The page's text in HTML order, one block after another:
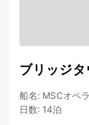
ブリッジ
船名: MSCオペラ
日数: 14泊